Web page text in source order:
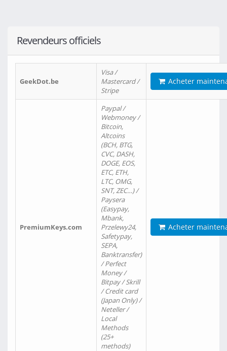
Revendeurs officiels
GeekDot.be
Visa /
Mastercard /
Stripe
Acheter
PremiumKeys.com
Paypal /
Webmoney /
Bitcoin,
Altcoins
(BCH, BTG,
CVC, DASH,
DOGE, EOS,
ETC, ETH,
LTC, OMG,
SNT, ZEC…) /
Paysera
(Easypay,
Mbank,
Przelewy24,
Safetypay,
SEPA,
Banktransfer)
/ Perfect
Money /
Bitpay / Skrill
/ Credit card
(Japan Only) /
Neteller /
Local
Methods
(25+
methods)
Acheter